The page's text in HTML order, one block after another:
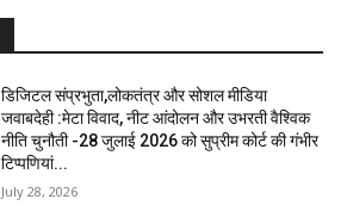
डिजिटल संप्रभुता,लोकतंत्र और सोशल मीडिया
जवाबदेही :मेटा विवाद, नीट आंदोलन और उभरती वैश्विक
नीति चुनौती -28 जुलाई 2026 को सुप्रीम कोर्ट की गंभीर
टिप्पणियां...
July 28, 2026